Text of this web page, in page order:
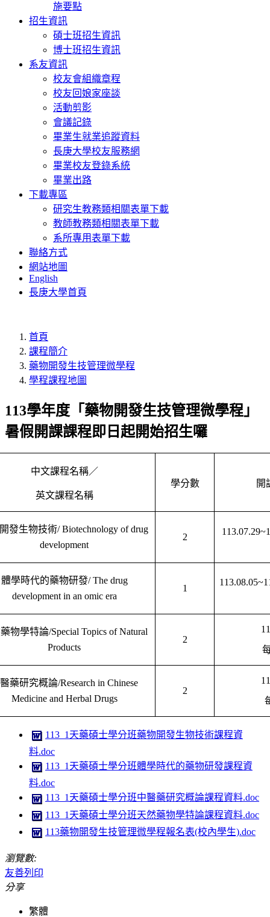
施要點
招生資訊
碩士班招生資訊
博士班招生資訊
系友資訊
校友會組織章程
校友回娘家座談
活動剪影
會議記錄
畢業生就業追蹤資料
長庚大學校友服務網
畢業校友登錄系統
畢業出路
下載專區
研究生教務類相關表單下載
教師教務類相關表單下載
系所專用表單下載
聯絡方式
網站地圖
English
長庚大學首頁
首頁
課程簡介
藥物開發生技管理微學程
學程課程地圖
113學年度「藥物開發生技管理微學程」
暑假開課課程即日起開始招生囉
中文課程名稱／
英文課程名稱
學分數 開
發生物技術/Biotechnology of drug
development
2
體學時代的藥物研發/The drug
development in an omic era
1
物學特論/Special Topics of Natural
Products
2
藥研究概論/Research in Chinese
Medicine and Herbal Drugs
2
113_1天藥碩士學分班藥物開發生物技術課程資
料.doc
113_1天藥碩士學分班體學時代的藥物研發課程資
料.doc
113_1天藥碩士學分班中醫藥研究概論課程資料.doc
113_1天藥碩士學分班天然藥物學特論課程資料.doc
113藥物開發生技管理微學程報名表(校內學生).doc
瀏覽數:
友善列印
分享
繁體